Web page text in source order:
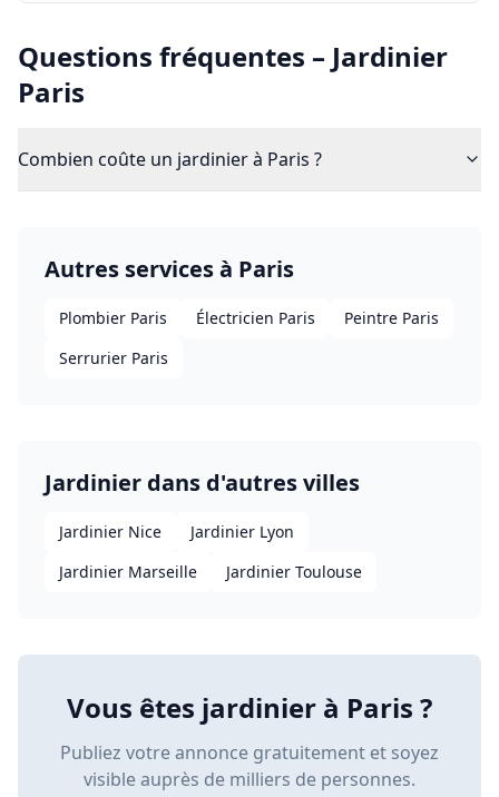
Questions fréquentes – Jardinier
Paris
Combien coûte un jardinier à Paris ?
Autres services à Paris
Plombier Paris Électricien Paris
Peintre Paris
Serrurier Paris
Jardinier dans d'autres villes
Jardinier Nice Jardinier Lyon
Jardinier Marseille Jardinier Toulouse
Vous êtes jardinier à Paris ?
Publiez votre annonce gratuitement et soyez
visible auprès de milliers de personnes.